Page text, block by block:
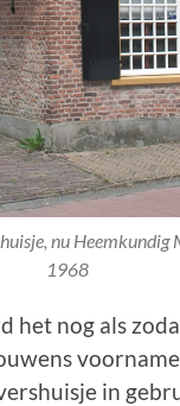
nu Heemkundig
1968
het nog als
in